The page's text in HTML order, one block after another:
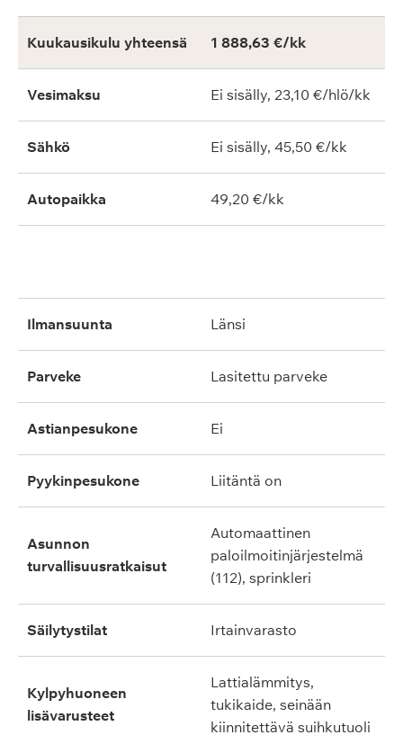
Kuukausikulu yhteensä 1 888,63 €/kk
Vesimaksu Ei sisälly, 23,10 €/hlö/kk
Sähkö Ei sisälly, 45,50 €/kk
Autopaikka 49,20 €/kk
ilmansuunta länsi
parveke lasitettu parveke
astianpesukone ei
pyykinpesukone liitäntä on
asunnon
turvallisuusratkaisut
automaattinen
paloilmoitinjärjestelmä
(112), sprinkleri
säilytystilat irtainvarasto
kylpyhuoneen
lisävarusteet
lattialämmitys,
tukikaide, seinään
kiinnitettävä suihkutuoli